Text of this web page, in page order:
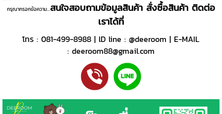
กรุณากรอกข้อความ...สนใจสอบถามข้อมูลสินค้า สั่งซื้อสินค้า ติดต่อ
เราได้ที่
โทร :081-499-8988 | lD line :@deeroom | E-MAIL
: deeroom88@gmail.com